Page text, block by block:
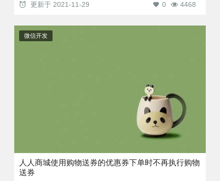
更新于 2021-11-29 4468
0
微信开发
人人商城使用购物送券的优惠券下单时不再执行购物
送券